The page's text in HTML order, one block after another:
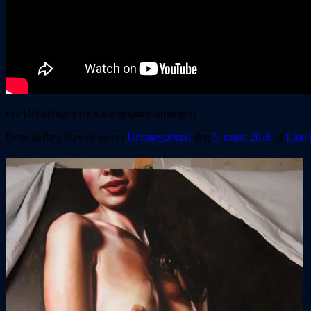
Fra Udstillingen på Kastrupgaardsamlingen
Dette indlæg blev udgivet i Uncategorized den 5. marts 2016 af Line